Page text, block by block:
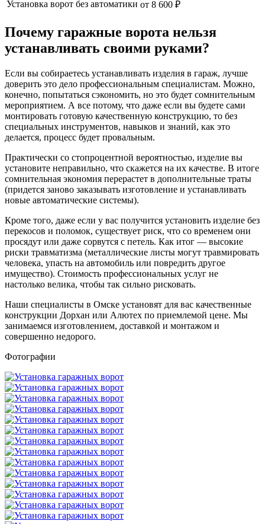
Установка ворот без автоматики от 8 600 ₽
Почему гаражные ворота нельзя
устанавливать своими руками?
Если вы собираетесь устанавливать изделия в гараж, лучше
доверить это дело профессиональным специалистам. Можно,
конечно, попытаться сэкономить, но это будет сомнительным
мероприятием. А все потому, что даже если вы будете сами
монтировать готовую качественную конструкцию, то без
специальных инструментов, навыков и знаний, как это
делается, процесс будет провальным.
Практически со стопроцентной вероятностью, изделие вы
установите неправильно, что скажется на их качестве. В итоге
сомнительная экономия перерастет в дополнительные траты
(придется заново заказывать изготовление и устанавливать
новые автоматические системы).
Кроме того, даже если у вас получится установить изделие без
перекосов и поломок, существует риск, что со временем они
просядут или даже сорвутся с петель. Как итог — высокие
риски травматизма (металлические листы могут травмировать
человека, упасть на автомобиль или повредить другое
имущество). Стоимость профессиональных услуг не
настолько велика, чтобы так сильно рисковать.
Наши специалисты в Омске установят для вас качественные
конструкции Дорхан или Алютех по приемлемой цене. Мы
занимаемся изготовлением, доставкой и монтажом и
совершенно недорого.
Фотографии